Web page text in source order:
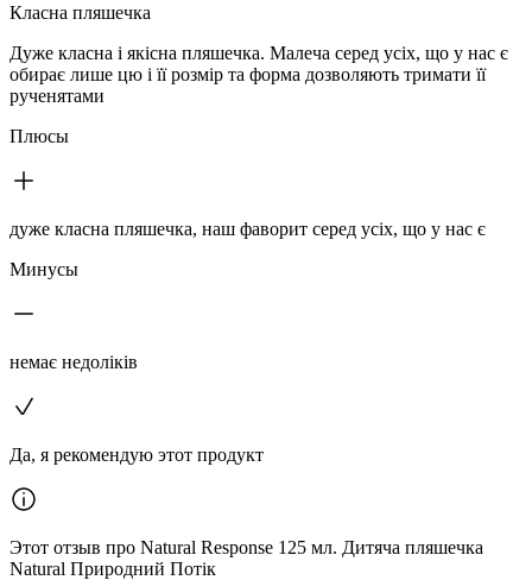
Класна пляшечка
Дуже класна і якісна пляшечка. Малеча серед усіх, що у нас є
обирає лише цю і її розмір та форма дозволяють тримати її
рученятами
Плюсы
дуже класна пляшечка, наш фаворит серед усіх, що у нас є
Минусы
немає недоліків
Да, я рекомендую этот продукт
Этот отзыв про Natural Response 125 мл. Дитяча пляшечка
Natural Природний Потік